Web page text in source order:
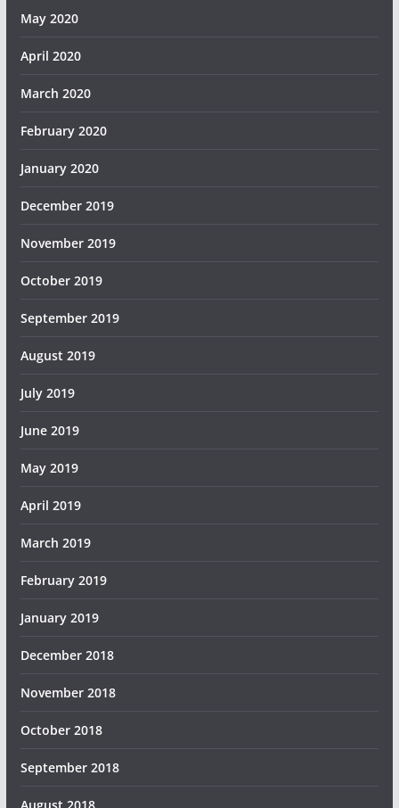
May 2020
April 2020
March 2020
February 2020
January 2020
December 2019
November 2019
October 2019
September 2019
August 2019
July 2019
June 2019
May 2019
April 2019
March 2019
February 2019
January 2019
December 2018
November 2018
October 2018
September 2018